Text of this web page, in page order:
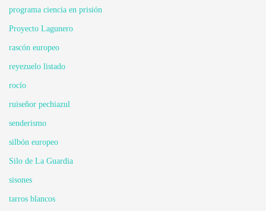
programa ciencia en prisión
Proyecto Lagunero
rascón europeo
reyezuelo listado
rocío
ruiseñor pechiazul
senderismo
silbón europeo
Silo de La Guardia
sisones
tarros blancos